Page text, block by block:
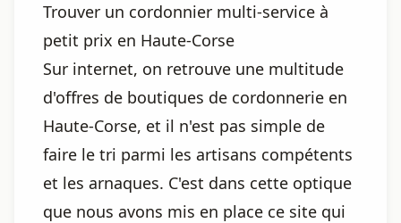
Trouver un cordonnier multi-service à
petit prix en Haute-Corse
Sur internet, on retrouve une multitude
d'offres de boutiques de cordonnerie en
Haute-Corse, et il n'est pas simple de
faire le tri parmi les artisans compétents
et les arnaques. C'est dans cette optique
que nous avons mis en place ce site qui